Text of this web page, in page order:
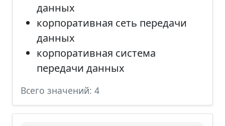
данных
корпоративная сеть передачи
данных
корпоративная система
передачи данных
Всего значений: 4